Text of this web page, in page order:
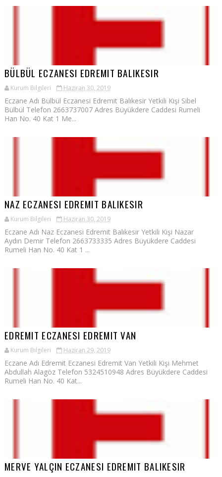
BÜLBÜL ECZANESI EDREMIT BALIKESIR
Kurum Bilgileri Haziran 30, 2019
Eczane Adı Bülbül Eczanesi Edremit Balıkesir Yetkili Kişi Sibel
Bülbül Telefon 2663737007 Adres Büyükdere Caddesi Rumeli
Han No. 40 Kat 1 Me...
NAZ ECZANESI EDREMIT BALIKESIR
Kurum Bilgileri Haziran 30, 2019
Eczane Adı Naz Eczanesi Edremit Balıkesir Yetkili Kişi Nazar
Aydın Demir Telefon 2663733335 Adres Büyükdere Caddesi
Rumeli Han No. 40 Kat 1 ...
EDREMIT ECZANESI EDREMIT VAN
Kurum Bilgileri Haziran 29, 2019
Eczane Adı Edremit Eczanesi Edremit Van Yetkili Kişi Mehmet
Abdullah Alagöz Telefon 5324510948 Adres Büyükdere Caddesi
Rumeli Han No. 40 Kat...
MERVE YALÇIN ECZANESI EDREMIT BALIKESIR